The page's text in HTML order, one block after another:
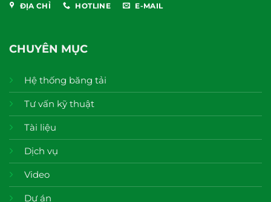
ĐỊA CHỈ HOTLINE E-MAIL
CHUYÊN MỤC
Hệ thống băng tải
Tư vấn kỹ thuật
Tài liệu
Dịch vụ
Video
Dự án